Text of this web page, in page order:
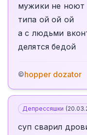
мужики не ноют
типа ой ой ой
а с людьми
делятся бедой
©hopper dozator
Депрессяшки (
суп сварил